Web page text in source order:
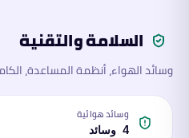
السلامة والتقنية
وسائد الهواء، أنظمة المساعدة،
وسائد هوائية
4 وسائد